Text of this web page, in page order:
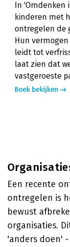
In 'Omdenken
kinderen met
ontregelen de
Hun
leidt tot
laat zien dat
vastgeroeste
Boek bekijken
Een recente
ontregelen is
bewust
organisaties.
'anders doen'